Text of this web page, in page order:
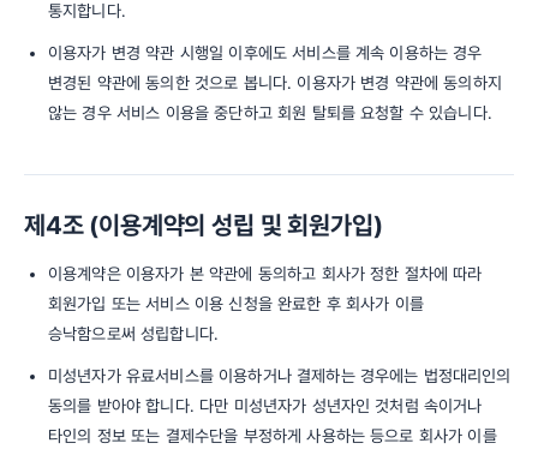
통지합니다.
이용자가 변경 약관 시행일 이후에도 서비스를 계속 이용하는 경우
변경된 약관에 동의한 것으로 봅니다. 이용자가 변경 약관에 동의하지
않는 경우 서비스 이용을 중단하고 회원 탈퇴를 요청할 수 있습니다.
제4조 (이용계약의 성립 및 회원가입)
이용계약은 이용자가 본 약관에 동의하고 회사가 정한 절차에 따라
회원가입 또는 서비스 이용 신청을 완료한 후 회사가 이를
승낙함으로써 성립합니다.
미성년자가 유료서비스를 이용하거나 결제하는 경우에는 법정대리인의
동의를 받아야 합니다. 다만 미성년자가 성년자인 것처럼 속이거나
타인의 정보 또는 결제수단을 부정하게 사용하는 등으로 회사가 이를